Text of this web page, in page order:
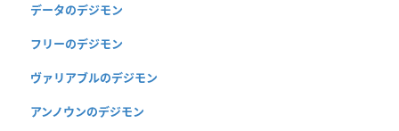
データのデジモン
フリーのデジモン
ヴァリアブルのデジモン
アンノウンのデジモン